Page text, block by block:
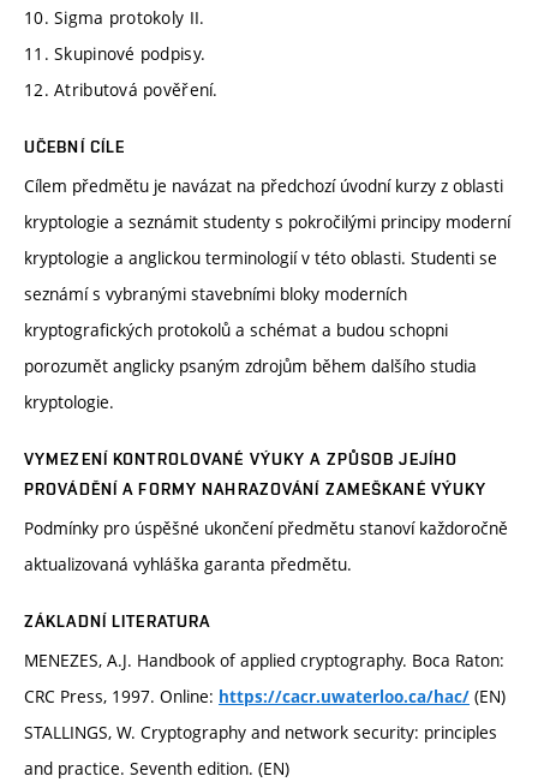
10. Sigma protokoly II.
11. Skupinové podpisy.
12. Atributová pověření.
UČEBNÍ CÍLE
Cílem předmětu je navázat na předchozí úvodní kurzy z oblasti
kryptologie a seznámit studenty s pokročilými principy moderní
kryptologie a anglickou terminologií v této oblasti. Studenti se
seznámí s vybranými stavebními bloky moderních
kryptografických protokolů a schémat a budou schopni
porozumět anglicky psaným zdrojům během dalšího studia
kryptologie.
VYMEZENÍ KONTROLOVANÉ VÝUKY A ZPŮSOB JEJÍHO
PROVÁDĚNÍ A FORMY NAHRAZOVÁNÍ ZAMEŠKANÉ VÝUKY
Podmínky pro úspěšné ukončení předmětu stanoví každoročně
aktualizovaná vyhláška garanta předmětu.
ZÁKLADNÍ LITERATURA
MENEZES, A.J. Handbook of applied cryptography. Boca Raton:
CRC Press, 1997. Online: https://cacr.uwaterloo.ca/hac/ (EN)
STALLINGS, W. Cryptography and network security: principles
and practice. Seventh edition. (EN)